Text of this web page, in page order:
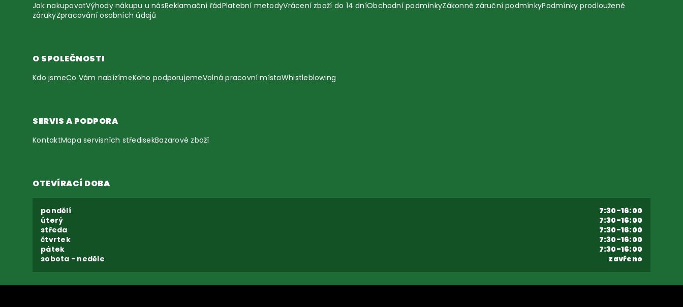
Jak nakupovatVýhody nákupu u násReklamační řádPlatební metodyVrácení zboží do 14 dníObchodní podmínkyZákonné záruční podmínkyPodmínky prodloužené
zárukyZpracování osobních údajů
O SPOLEČNOSTI
Kdo jsmeCo Vám nabízímeKoho podporujemeVolná pracovní místaWhistleblowing
SERVIS A PODPORA
KontaktMapa servisních středisekBazarové zboží
OTEVÍRACÍ DOBA
pondělí
7:30-16:00
úterý
7:30-16:00
středa
7:30-16:00
čtvrtek
7:30-16:00
pátek
7:30-16:00
sobota - neděle
zavřeno